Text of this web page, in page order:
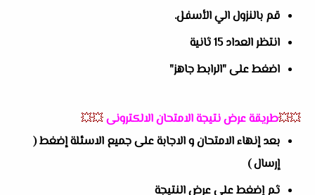
قم بالنزول الي الأسفل.
انتظر العداد 15 ثانية
اضغط على "الرابط جاهز"
💥💥طريقة عرض نتيجة الامتحان الالكترونى💥💥
بعد إنهاء الامتحان و الاجابة على جميع الاسئلة إضغط (
إرسال )
ثم إضغط على عرض النتيجة